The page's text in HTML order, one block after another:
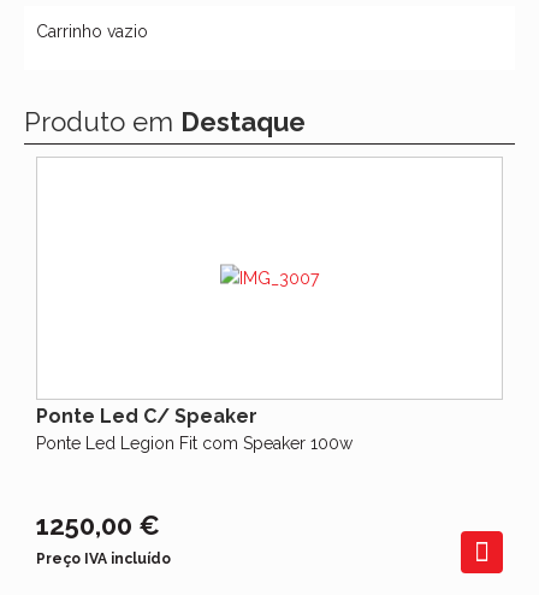
Carrinho vazio
Produto em Destaque
Ponte Led C/ Speaker
Ponte Led Legion Fit com Speaker 100w
1250,00 €
Preço IVA incluído